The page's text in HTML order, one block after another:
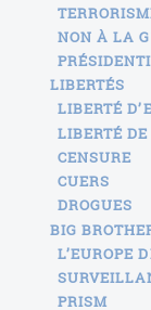
NON À LA
LIBERTÉS
LIBERTÉ
LIBERTÉ
CENSURE
CUERS
DROGUES
BIG
L’EUROPE
PRISM